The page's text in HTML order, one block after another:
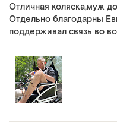
Отличная коляска,муж
Отдельно благодарны
поддерживал связь во